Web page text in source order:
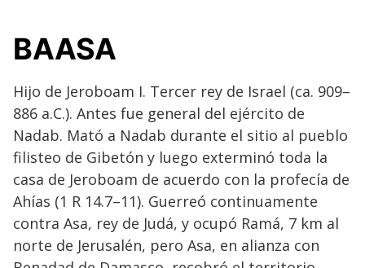
BAASA
Hijo de Jeroboam I. Tercer rey de Israel (ca. 909–
886 a.C.). Antes fue general del ejército de
Nadab. Mató a Nadab durante el sitio al pueblo
filisteo de Gibetón y luego exterminó toda la
casa de Jeroboam de acuerdo con la profecía de
Ahías (1 R 14.7–11). Guerreó continuamente
contra Asa, rey de Judá, y ocupó Ramá, 7 km al
norte de Jerusalén, pero Asa, en alianza con